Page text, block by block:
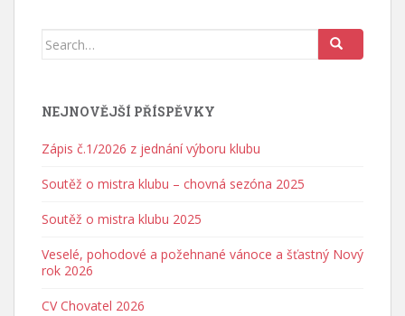
Search for:
NEJNOVĚJŠÍ PŘÍSPĚVKY
Zápis č.1/2026 z jednání výboru klubu
Soutěž o mistra klubu – chovná sezóna 2025
Soutěž o mistra klubu 2025
Veselé, pohodové a požehnané vánoce a šťastný Nový
rok 2026
CV Chovatel 2026